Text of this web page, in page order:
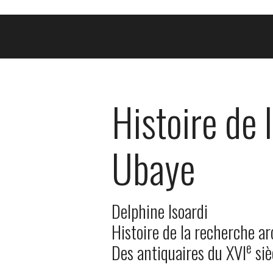
Histoire de
Ubaye
Delphine Isoardi
Histoire de la recherche
Des antiquaires du XVIe